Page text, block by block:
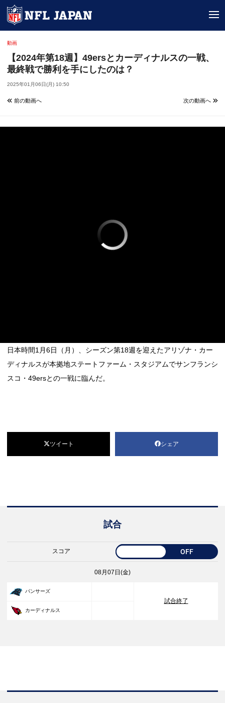
動画
【2024年第18週】49ersとカーディナルスの一戦、
最終戦で勝利を手にしたのは？
2025年01月06日(月) 10:50
前の動画へ 次の動画へ
日本時間1月6日（月）、シーズン第18週を迎えたアリゾナ・カー
ディナルスが本拠地ステートファーム・スタジアムでサンフランシ
スコ・49ersとの一戦に臨んだ。
ツイート シェア
試合
スコア OFF
08月07日(金)
パンサーズ
試合終了
カーディナルス